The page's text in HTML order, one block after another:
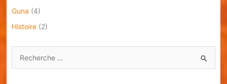
Guna (4)
Histoire(2)
e